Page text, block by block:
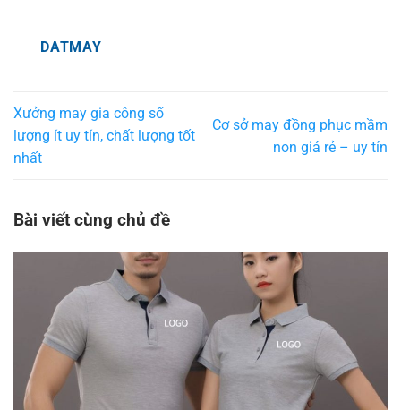
DATMAY
Xưởng may gia công số
lượng ít uy tín, chất lượng tốt
nhất
Cơ sở may đồng phục mầm
non giá rẻ – uy tín
Bài viết cùng chủ đề